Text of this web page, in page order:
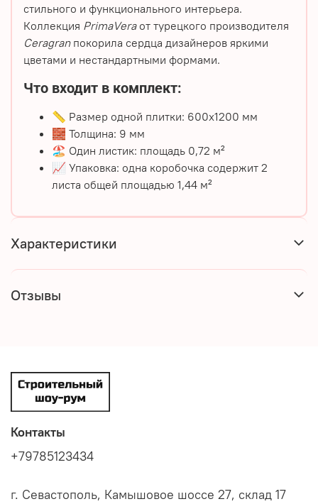
стильного и функционального интерьера.
Коллекция PrimaVeraот турецкого производителя
Ceragranпокорила сердца дизайнеров яркими
цветами и нестандартными формами.
Что входит в комплект:
📏 Размер одной плитки: 600х1200 мм
🧱 Толщина: 9 мм
🏖️ Один листик: площадь 0,72 м²
📈 Упаковка: одна коробочка содержит 2
листа общей площадью 1,44 м²
Характеристики
Отзывы
Контакты
+79785123434
г. Севастополь, Камышовое шоссе 27, склад 17